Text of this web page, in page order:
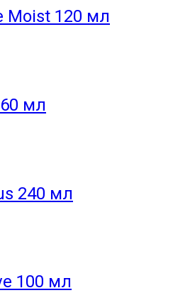
Moist 120 мл
мл
240 мл
100 мл